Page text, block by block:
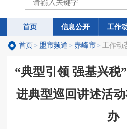
首页 信息公开 工作
首页 信息公开 工作
首页 > 盟市频道 > 赤峰市> 工作动
“典型引领 强基兴税
进典型巡回讲述活
办